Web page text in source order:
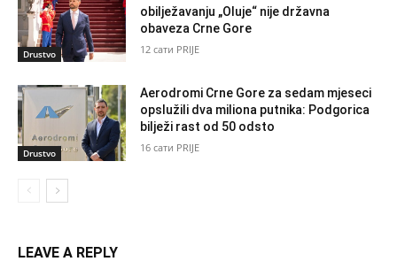
Drustvo
obilježavanju „Oluje“ nije državna
obaveza Crne Gore
12 сати PRIJE
Drustvo
Aerodromi Crne Gore za sedam mjeseci
opslužili dva miliona putnika: Podgorica
bilježi rast od 50 odsto
16 сати PRIJE
LEAVE A REPLY